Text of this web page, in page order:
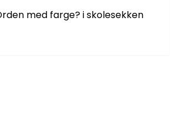
med farge? i skolesekken